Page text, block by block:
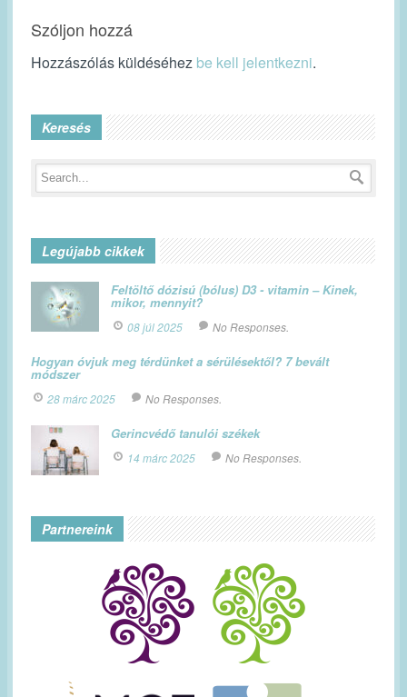
Szóljon hozzá
Hozzászólás küldéséhez be kell jelentkezni.
Keresés
Legújabb cikkek
Feltöltő dózisú (bólus) D3 - vitamin – Kinek,
mikor, mennyit?
08 júl 2025 No Responses.
Hogyan óvjuk meg térdünket a sérülésektől? 7 bevált
módszer
28 márc 2025 No Responses.
Gerincvédő tanulói székek
14 márc 2025 No Responses.
Partnereink